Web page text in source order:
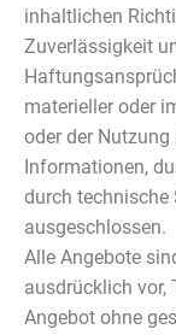
inhaltlichen
Zuverlässigkeit
materieller oder
oder der
Informationen,
durch technische
ausgeschlossen.
Alle Angebote
ausdrücklich vor,
Angebot ohne